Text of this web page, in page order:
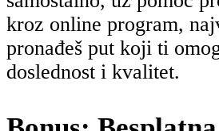
kroz online program,
pronađeš put koji ti
doslednost i kvalitet.